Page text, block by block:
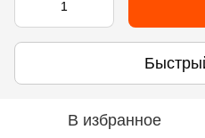
В избранное